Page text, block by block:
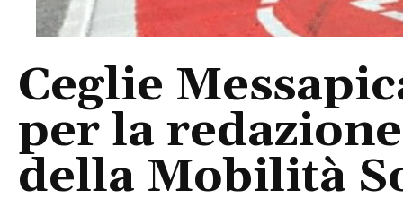
Ceglie
per la
della Mobilità